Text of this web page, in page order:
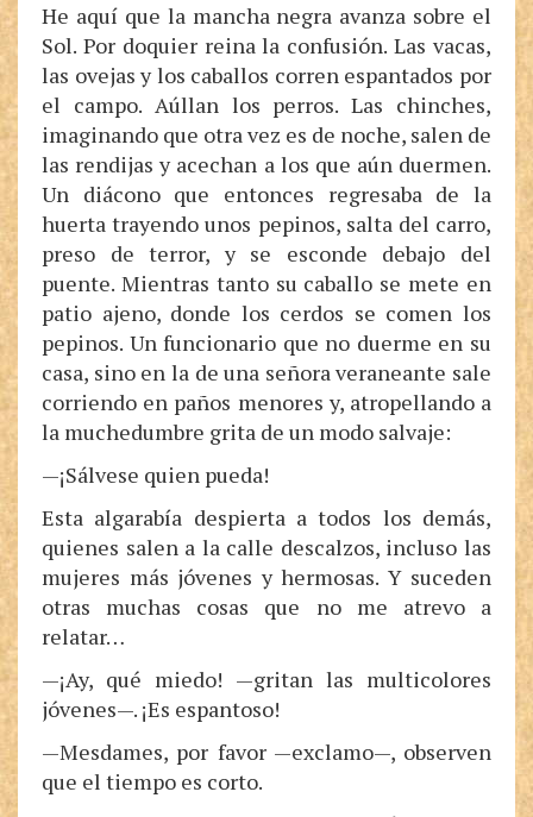
He aquí que la mancha negra avanza sobre el
Sol. Por doquier reina la confusión. Las vacas,
las ovejas y los caballos corren espantados por
el campo. Aúllan los perros. Las chinches,
imaginando que otra vez es de noche, salen de
las rendijas y acechan a los que aún duermen.
Un diácono que entonces regresaba de la
huerta trayendo unos pepinos, salta del carro,
preso de terror, y se esconde debajo del
puente. Mientras tanto su caballo se mete en
patio ajeno, donde los cerdos se comen los
pepinos. Un funcionario que no duerme en su
casa, sino en la de una señora veraneante sale
corriendo en paños menores y, atropellando a
la muchedumbre grita de un modo salvaje:
—¡Sálvese quien pueda!
Esta algarabía despierta a todos los demás,
quienes salen a la calle descalzos, incluso las
mujeres más jóvenes y hermosas. Y suceden
otras muchas cosas que no me atrevo a
relatar…
—¡Ay, qué miedo! —gritan las multicolores
jóvenes—. ¡Es espantoso!
—Mesdames, por favor —exclamo—, observen
que el tiempo es corto.